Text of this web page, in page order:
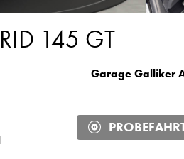
145 GT
Garage Galliker